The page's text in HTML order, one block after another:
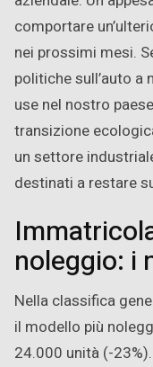
comportare
nei prossimi mesi.
politiche sull’auto a
use nel nostro
transizione
un settore
destinati a restare
noleggio: i
Nella classifica
il modello più
24.000 unità (-